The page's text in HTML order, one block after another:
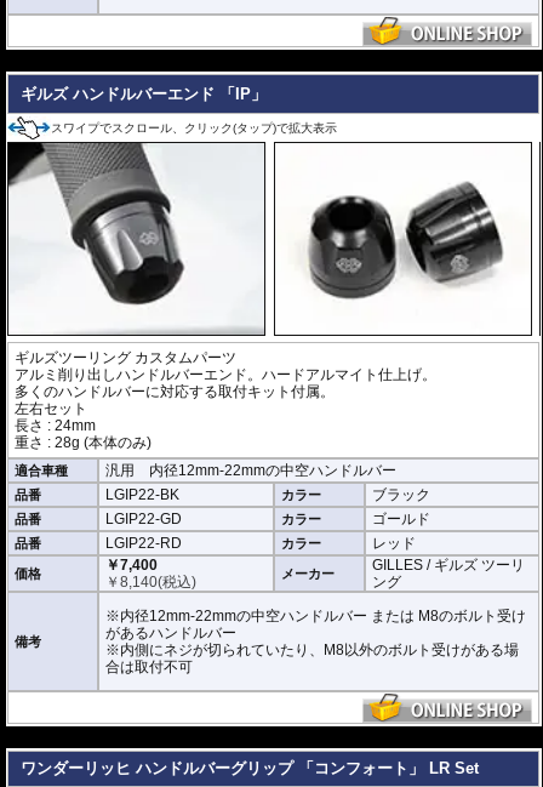
ギルズ ハンドルバーエンド 「IP」
スワイプでスクロール、クリック(タップ)で拡大表示
ギルズツーリング カスタムパーツ
アルミ削り出しハンドルバーエンド。ハードアルマイト仕上げ。
多くのハンドルバーに対応する取付キット付属。
左右セット
長さ : 24mm
重さ : 28g (本体のみ)
適合車種 汎用 内径12mm-22mmの中空ハンドルバー
品番 LGIP22-BK カラー ブラック
品番 LGIP22-GD カラー ゴールド
品番 LGIP22-RD カラー レッド
価格
￥7,400
￥8,140(税込) メーカー
GILLES / ギルズ ツーリ
ング
備考
※内径12mm-22mmの中空ハンドルバー または M8のボルト受け
があるハンドルバー
※内側にネジが切られていたり、M8以外のボルト受けがある場
合は取付不可
ワンダーリッヒ ハンドルバーグリップ 「コンフォート」 LR Set